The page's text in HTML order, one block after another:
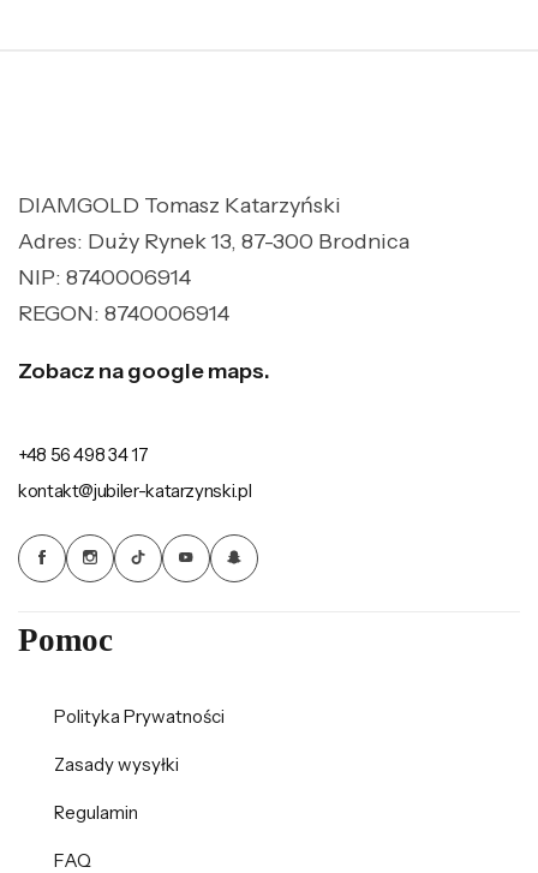
DIAMGOLD Tomasz Katarzyński
Adres: Duży Rynek 13, 87-300 Brodnica
NIP: 8740006914
REGON: 8740006914
Zobacz na google maps.
+48 56 498 34 17
kontakt@jubiler-katarzynski.pl
Pomoc
Polityka Prywatności
Zasady wysyłki
Regulamin
FAQ